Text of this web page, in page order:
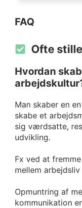
FAQ
Ofte
Hvordan
Man skaber en
skabe et
sig værdsatte,
udvikling.
Fx ved at
mellem
Opmuntring af
kommunikation